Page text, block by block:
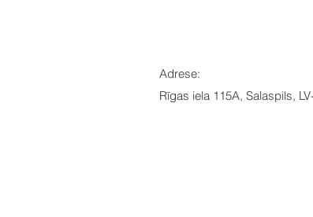
Adrese:
Rīgas iela 115A, Salaspils,